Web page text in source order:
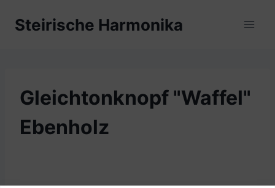
InhaltSteirische Harmonika
Gleichtonknopf "Waffel"
Ebenholz